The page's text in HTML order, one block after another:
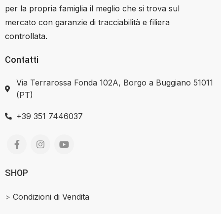
per la propria famiglia il meglio che si trova sul
mercato con garanzie di tracciabilità e filiera
controllata.
Contatti
Via Terrarossa Fonda 102A, Borgo a Buggiano 51011
(PT)
+39 351 7446037
SHOP
> Condizioni di Vendita